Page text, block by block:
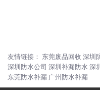
友情链接： 东莞废品回收 深圳
深圳防水公司 深圳补漏防水 深
东莞防水补漏 广州防水补漏